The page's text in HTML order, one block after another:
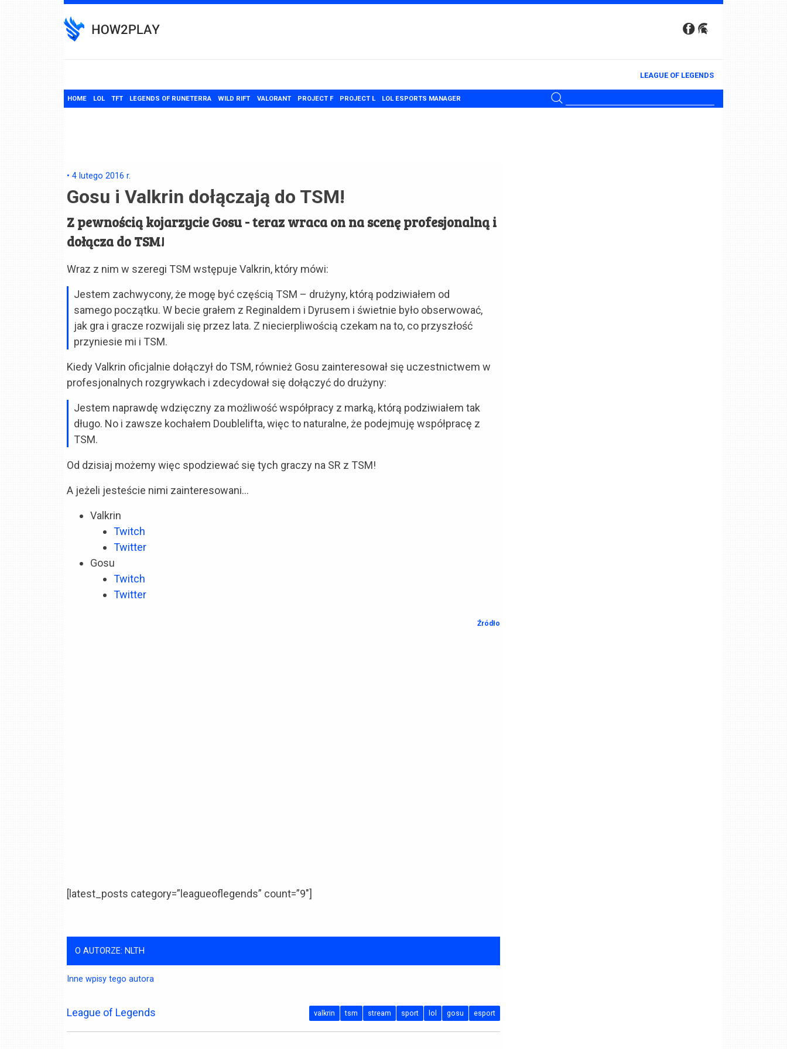
to
content
LEAGUE OF LEGENDS
HOME LOL TFT LEGENDS OF RUNETERRA WILD RIFT VALORANT PROJECT F PROJECT L LOL ESPORTS MANAGER
• 4 lutego 2016 r.
Gosu i Valkrin dołączają do TSM!
Z pewnością kojarzycie Gosu - teraz wraca on na scenę profesjonalną i
dołącza do TSM!
Wraz z nim w szeregi TSM wstępuje Valkrin, który mówi:
Jestem zachwycony, że mogę być częścią TSM – drużyny, którą podziwiałem od
samego początku. W becie grałem z Reginaldem i Dyrusem i świetnie było obserwować,
jak gra i gracze rozwijali się przez lata. Z niecierpliwością czekam na to, co przyszłość
przyniesie mi i TSM.
Kiedy Valkrin oficjalnie dołączył do TSM, również Gosu zainteresował się uczestnictwem w
profesjonalnych rozgrywkach i zdecydował się dołączyć do drużyny:
Jestem naprawdę wdzięczny za możliwość współpracy z marką, którą podziwiałem tak
długo. No i zawsze kochałem Doublelifta, więc to naturalne, że podejmuję współpracę z
TSM.
Od dzisiaj możemy więc spodziewać się tych graczy na SR z TSM!
A jeżeli jesteście nimi zainteresowani…
Valkrin
Twitch
Twitter
Gosu
Twitch
Twitter
Źródło
[latest_posts category=”leagueoflegends” count=”9″]
O AUTORZE: NLTH
Inne wpisy tego autora
League of Legends esport
gosu
lol
sport
stream
tsm
valkrin